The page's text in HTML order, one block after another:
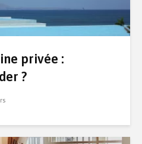
privée :
?